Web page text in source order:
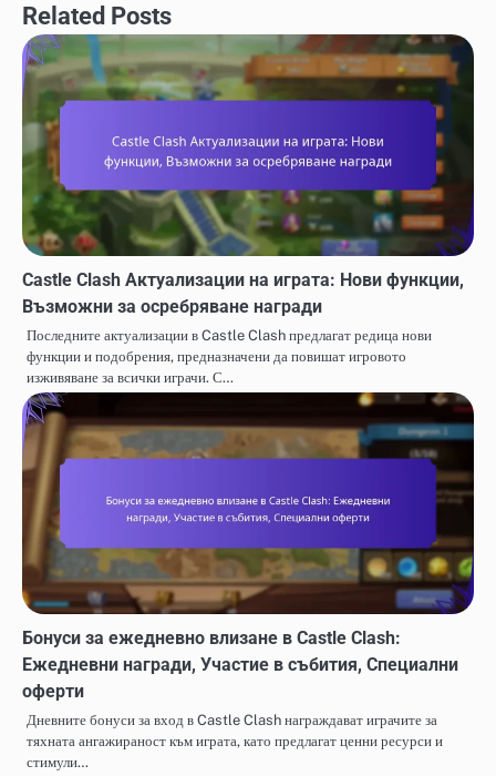
Related Posts
Castle Clash Актуализации на играта: Нови функции,
Възможни за осребряване награди
Последните актуализации в Castle Clash предлагат редица нови
функции и подобрения, предназначени да повишат игровото
изживяване за всички играчи. С…
Бонуси за ежедневно влизане в Castle Clash:
Ежедневни награди, Участие в събития, Специални
оферти
Дневните бонуси за вход в Castle Clash награждават играчите за
тяхната ангажираност към играта, като предлагат ценни ресурси и
стимули…